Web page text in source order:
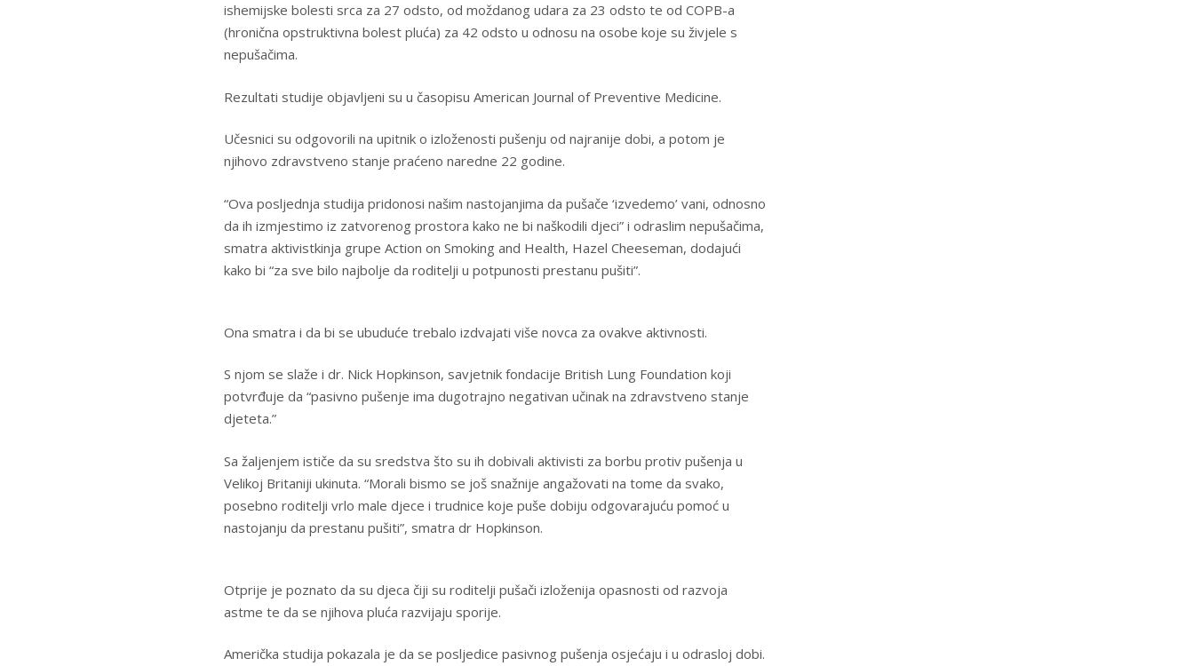
ishemijske bolesti srca za 27 odsto, od moždanog udara za 23 odsto te od COPB-a
(hronična opstruktivna bolest pluća) za 42 odsto u odnosu na osobe koje su živjele s
nepušačima.
Rezultati studije objavljeni su u časopisu American Journal of Preventive Medicine.
Učesnici su odgovorili na upitnik o izloženosti pušenju od najranije dobi, a potom je
njihovo zdravstveno stanje praćeno naredne 22 godine.
“Ova posljednja studija pridonosi našim nastojanjima da pušače ‘izvedemo’ vani, odnosno
da ih izmjestimo iz zatvorenog prostora kako ne bi naškodili djeci” i odraslim nepušačima,
smatra aktivistkinja grupe Action on Smoking and Health, Hazel Cheeseman, dodajući
kako bi “za sve bilo najbolje da roditelji u potpunosti prestanu pušiti”.
Ona smatra i da bi se ubuduće trebalo izdvajati više novca za ovakve aktivnosti.
S njom se slaže i dr. Nick Hopkinson, savjetnik fondacije British Lung Foundation koji
potvrđuje da “pasivno pušenje ima dugotrajno negativan učinak na zdravstveno stanje
djeteta.”
Sa žaljenjem ističe da su sredstva što su ih dobivali aktivisti za borbu protiv pušenja u
Velikoj Britaniji ukinuta. “Morali bismo se još snažnije angažovati na tome da svako,
posebno roditelji vrlo male djece i trudnice koje puše dobiju odgovarajuću pomoć u
nastojanju da prestanu pušiti”, smatra dr Hopkinson.
Otprije je poznato da su djeca čiji su roditelji pušači izloženija opasnosti od razvoja
astme te da se njihova pluća razvijaju sporije.
Američka studija pokazala je da se posljedice pasivnog pušenja osjećaju i u odrasloj dobi.